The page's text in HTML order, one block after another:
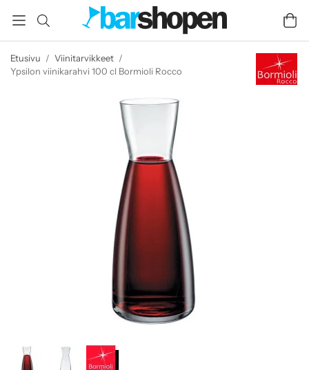
Etusivu / Viinitarvikkeet /
Ypsilon viinikarahvi 100 cl Bormioli Rocco